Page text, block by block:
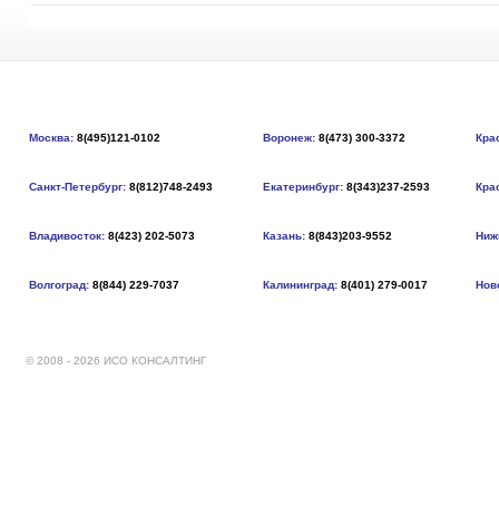
Москва: 8(495)121-0102 Воронеж: 8(473) 300-3372
Санкт-Петербург: 8(812)748-2493 Екатеринбург: 8(343)237-2593
Владивосток: 8(423) 202-5073 Казань: 8(843)203-9552
Волгоград: 8(844) 229-7037 Калининград: 8(401) 279-0017
© 2008 - 2026 ИСО КОНСАЛТИНГ